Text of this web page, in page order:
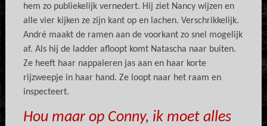
hem zo publiekelijk vernedert. Hij ziet Nancy wijzen en
alle vier kijken ze zijn kant op en lachen. Verschrikkelijk.
André maakt de ramen aan de voorkant zo snel mogelijk
af. Als hij de ladder afloopt komt Natascha naar buiten.
Ze heeft haar nappaleren jas aan en haar korte
rijzweepje in haar hand. Ze loopt naar het raam en
inspecteert.
Hou maar op Conny, ik moet alles